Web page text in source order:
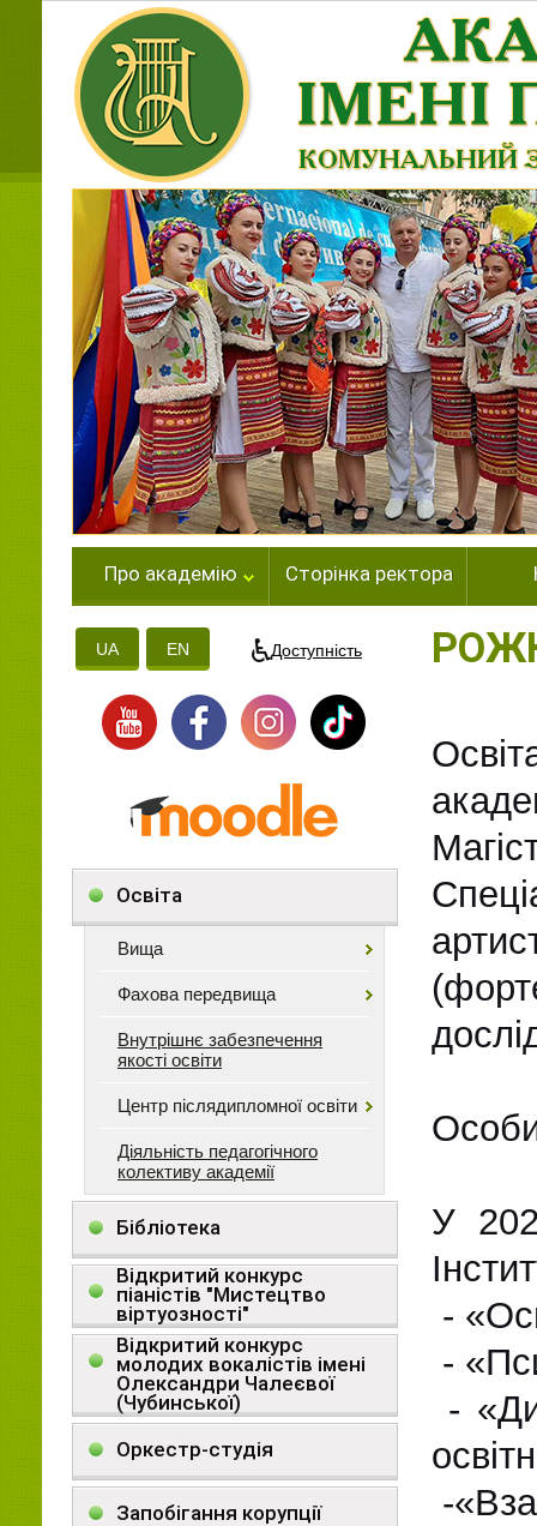
Про академію Сторінка ректора
UA EN Доступність
Освіта
Вища
Фахова передвища
Внутрішнє забезпечення
якості освіти
Центр післядипломної освіти
Діяльність педагогічного
колективу академії
Бібліотека
Відкритий конкурс
піаністів "Мистецтво
віртуозності"
Відкритий конкурс
молодих вокалістів імені
Олександри Чалеєвої
(Чубинської)
Оркестр-студія
Запобігання корупції
У
-
-
-
-